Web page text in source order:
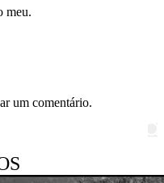
meu.
um comentário.